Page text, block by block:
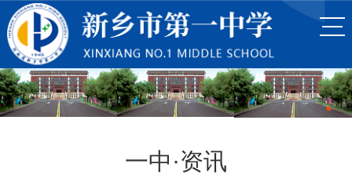
一中·资讯